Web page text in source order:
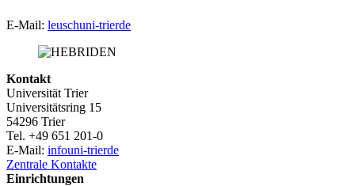
E-Mail: leuschuni-trierde
Kontakt
Universität Trier
Universitätsring 15
54296 Trier
Tel. +49 651 201-0
E-Mail: infouni-trierde
Zentrale Kontakte
Einrichtungen